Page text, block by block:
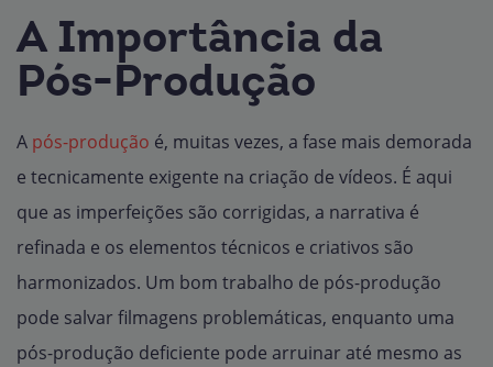
A Importância da
Pós-Produção
A pós-produção é, muitas vezes, a fase mais demorada
e tecnicamente exigente na criação de vídeos. É aqui
que as imperfeições são corrigidas, a narrativa é
refinada e os elementos técnicos e criativos são
harmonizados. Um bom trabalho de pós-produção
pode salvar filmagens problemáticas, enquanto uma
pós-produção deficiente pode arruinar até mesmo as